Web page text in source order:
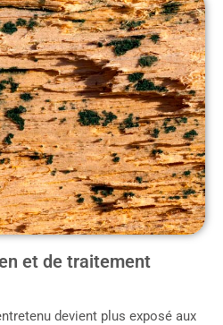
et de traitement
devient plus exposé aux